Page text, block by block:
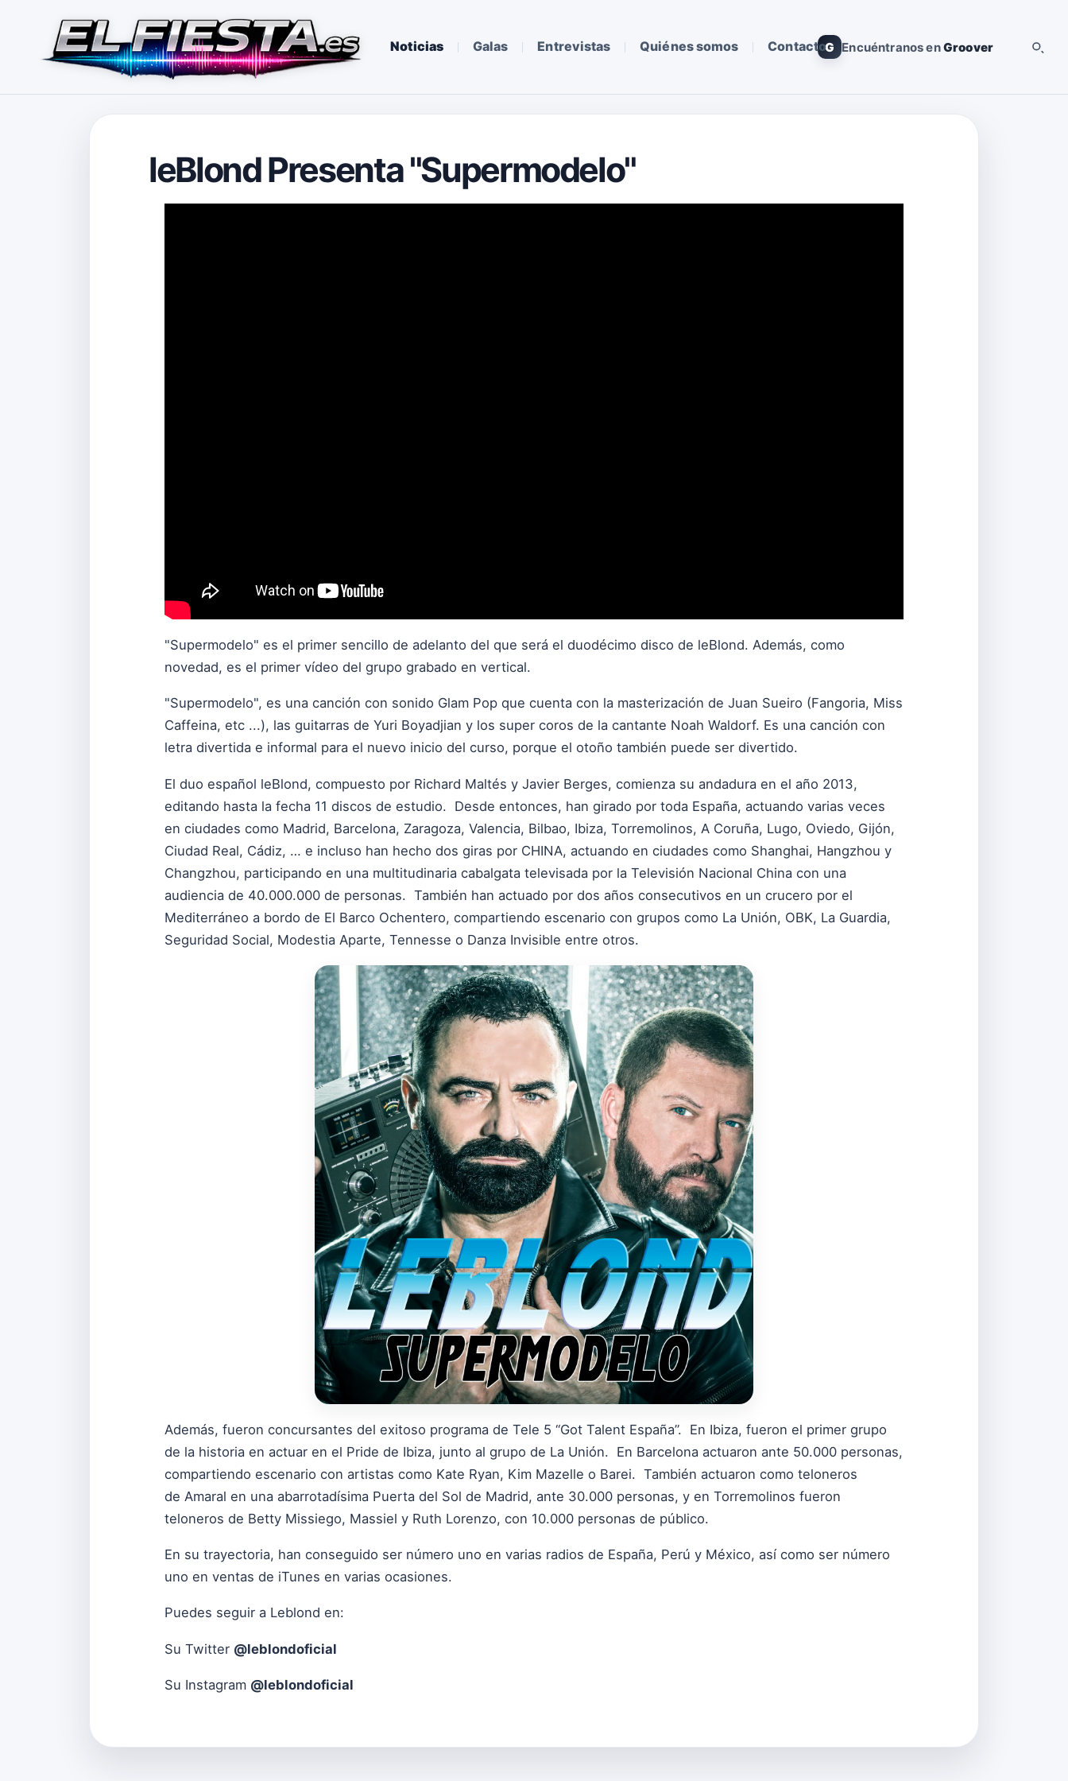
Noticias Galas Entrevistas Quiénes somos ContactoG Encuéntranos enGroover
leBlond Presenta "Supermodelo"
"Supermodelo" es el primer sencillo de adelanto del que será el duodécimo disco de leBlond. Además, como
novedad, es el primer vídeo del grupo grabado en vertical.
"Supermodelo", es una canción con sonido Glam Pop que cuenta con la masterización de Juan Sueiro (Fangoria, Miss
Caffeina, etc ...), las guitarras de Yuri Boyadjian y los super coros de la cantante Noah Waldorf. Es una canción con
letra divertida e informal para el nuevo inicio del curso, porque el otoño también puede ser divertido.
El duo español leBlond, compuesto por Richard Maltés y Javier Berges, comienza su andadura en el año 2013,
editando hasta la fecha 11 discos de estudio. Desde entonces, han girado por toda España, actuando varias veces
en ciudades como Madrid, Barcelona, Zaragoza, Valencia, Bilbao, Ibiza, Torremolinos, A Coruña, Lugo, Oviedo, Gijón,
Ciudad Real, Cádiz, … e incluso han hecho dos giras por CHINA, actuando en ciudades como Shanghai, Hangzhou y
Changzhou, participando en una multitudinaria cabalgata televisada por la Televisión Nacional China con una
audiencia de 40.000.000 de personas. También han actuado por dos años consecutivos en un crucero por el
Mediterráneo a bordo de El Barco Ochentero, compartiendo escenario con grupos como La Unión, OBK, La Guardia,
Seguridad Social, Modestia Aparte, Tennesse o Danza Invisible entre otros.
Además, fueron concursantes del exitoso programa de Tele 5 “Got Talent España”. En Ibiza, fueron el primer grupo
de la historia en actuar en el Pride de Ibiza, junto al grupo de La Unión. En Barcelona actuaron ante 50.000 personas,
compartiendo escenario con artistas como Kate Ryan, Kim Mazelle o Barei. También actuaron como teloneros
de Amaral en una abarrotadísima Puerta del Sol de Madrid, ante 30.000 personas, y en Torremolinos fueron
teloneros de Betty Missiego, Massiel y Ruth Lorenzo, con 10.000 personas de público.
En su trayectoria, han conseguido ser número uno en varias radios de España, Perú y México, así como ser número
uno en ventas de iTunes en varias ocasiones.
Puedes seguir a Leblond en:
Su Twitter @leblondoficial
Su Instagram @leblondoficial